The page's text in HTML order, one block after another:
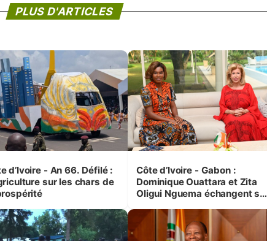
PLUS D'ARTICLES
d’Ivoire - An 66. Défilé :
sur les chars de
Côte d’Ivoire - Gabon :
Dominique Ouattara et Zita
Oligui Nguema échangent sur
femmes et des enfants